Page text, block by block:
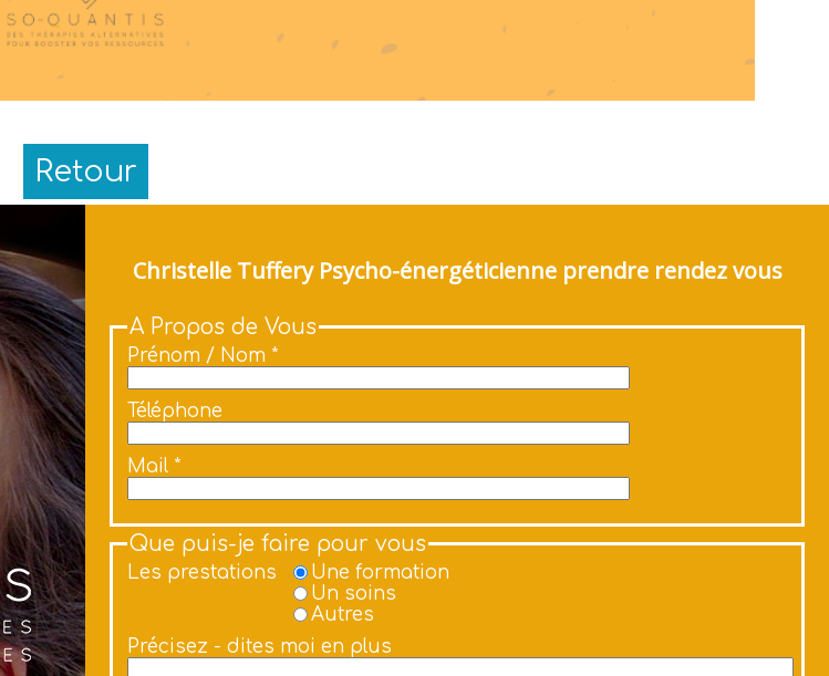
Retour
Christelle Tuffery Psycho-énergéticienne prendre rendez vous
A Propos de Vous
Prénom / Nom *
Téléphone
Mail *
Que puis-je faire pour vous
Les prestations
Une formation
Un soins
Autres
Précisez - dites moi en plus